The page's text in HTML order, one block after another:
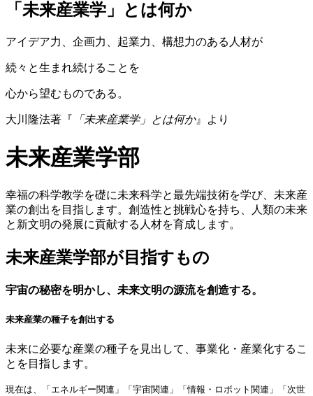
「未来産業学」とは何か
アイデア力、企画力、起業力、構想力のある人材が
続々と生まれ続けることを
心から望むものである。
大川隆法著『 「未来産業学」とは何か』より
未来産業学部
幸福の科学教学を礎に未来科学と最先端技術を学び、未来産
業の創出を目指します。創造性と挑戦心を持ち、人類の未来
と新文明の発展に貢献する人材を育成します。
未来産業学部が目指すもの
宇宙の秘密を明かし、未来文明の源流を創造する。
未来産業の種子を創出する
未来に必要な産業の種子を見出して、事業化・産業化するこ
とを目指します。
現在は、「エネルギー関連」「宇宙関連」「情報・ロボット関連」「次世